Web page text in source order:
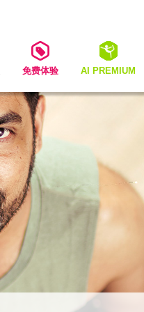
免费体验 AI PREMIUM